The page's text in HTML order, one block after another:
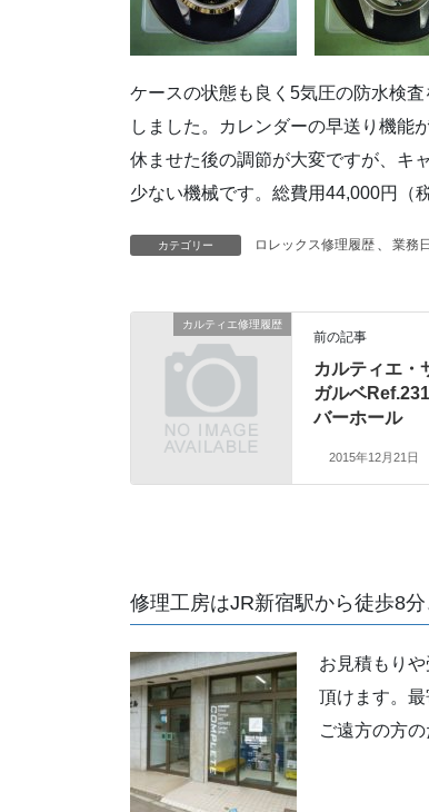
ケースの状態も良く5気圧の防水検
しました。カレンダーの早送り機能
休ませた後の調節が大変ですが、キ
少ない機械です。総費用44,000円（税
カテゴリー ロレックス修理履歴 、 業務
カルティエ修理履歴
前の記事
カルティエ・
ガルベ
バーホール
2015年12月21日
修理工房はJR新宿駅から徒歩8
お見積もり
頂けます。
ご遠方の方